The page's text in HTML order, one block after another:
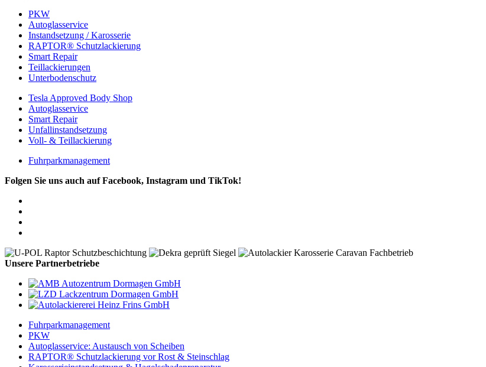
PKW
Autoglasservice
Instandsetzung / Karosserie
RAPTOR® Schutzlackierung
Smart Repair
Teillackierungen
Unterbodenschutz
Tesla Approved Body Shop
Autoglasservice
Smart Repair
Unfallinstandsetzung
Voll- & Teillackierung
Fuhrparkmanagement
Folgen Sie uns auch auf Facebook, Instagram und TikTok!
Unsere Partnerbetriebe
Fuhrparkmanagement
PKW
Autoglasservice: Austausch von Scheiben
RAPTOR® Schutzlackierung vor Rost & Steinschlag